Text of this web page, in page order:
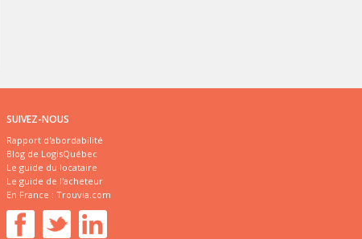
SUIVEZ-NOUS
Rapport d'abordabilité
Blog de LogisQuébec
Le guide du locataire
Le guide de l'acheteur
En France : Trouvia.com